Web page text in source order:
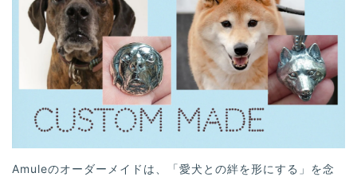
Amuleのオーダーメイドは、「愛犬との絆を形にする」を念